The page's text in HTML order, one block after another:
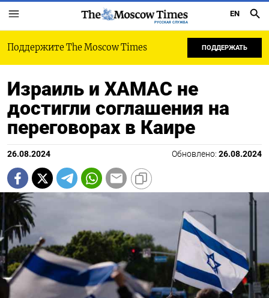
РУССКАЯ СЛУЖБА
EN
Поддержите The Moscow Times ПОДДЕРЖАТЬ
Израиль и ХАМАС не
достигли соглашения на
переговорах в Каире
26.08.2024 Обновлено: 26.08.2024